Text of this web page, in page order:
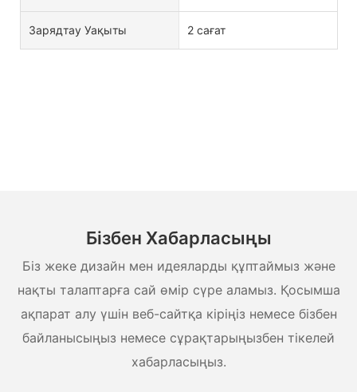
Зарядтау Уақыты 2 сағат
Бізбен Хабарласыңы
Біз жеке дизайн мен идеяларды құптаймыз және
нақты талаптарға сай өмір сүре аламыз. Қосымша
ақпарат алу үшін веб-сайтқа кіріңіз немесе бізбен
байланысыңыз немесе сұрақтарыңызбен тікелей
хабарласыңыз.